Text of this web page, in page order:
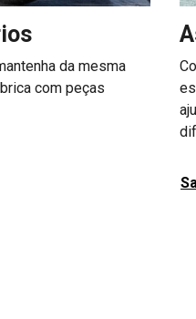
da mesma
com peças